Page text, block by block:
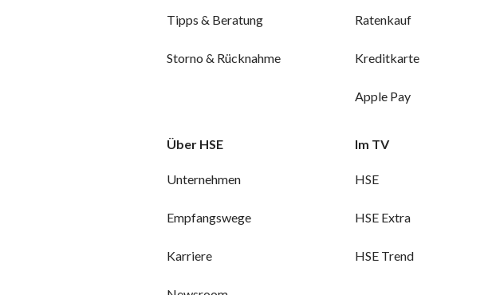
Tipps & Beratung
Storno & Rücknahme
Ratenkauf
Kreditkarte
Apple Pay
Über HSE
Unternehmen
Empfangswege
Karriere
Im TV
HSE
HSE Extra
HSE Trend